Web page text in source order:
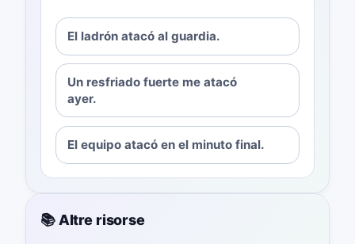
El ladrón atacó al guardia.
Un resfriado fuerte me atacó
ayer.
El equipo atacó en el minuto final.
📚 Altre risorse